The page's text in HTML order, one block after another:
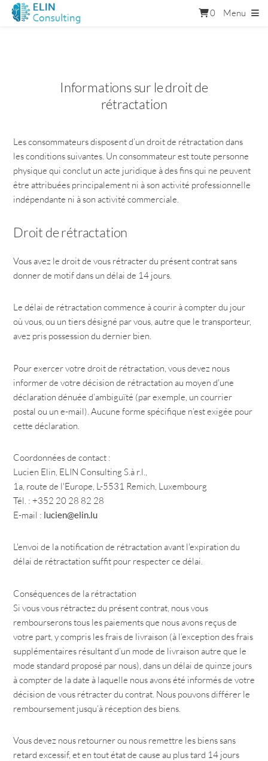
0 Menu
Informations sur le droit de
rétractation
Les consommateurs disposent d’un droit de rétractation dans
les conditions suivantes. Un consommateur est toute personne
physique qui conclut un acte juridique à des fins qui ne peuvent
être attribuées principalement ni à son activité professionnelle
indépendante ni à son activité commerciale.
Droit de rétractation
Vous avez le droit de vous rétracter du présent contrat sans
donner de motif dans un délai de 14 jours.
Le délai de rétractation commence à courir à compter du jour
où vous, ou un tiers désigné par vous, autre que le transporteur,
avez pris possession du dernier bien.
Pour exercer votre droit de rétractation, vous devez nous
informer de votre décision de rétractation au moyen d'une
déclaration dénuée d’ambiguïté (par exemple, un courrier
postal ou un e-mail). Aucune forme spécifique n’est exigée pour
cette déclaration.
Coordonnées de contact :
Lucien Elin, ELIN Consulting S.à r.l.,
1a, route de l'Europe, L-5531 Remich, Luxembourg
Tél. : +352 20 28 82 28
E-mail : lucien@elin.lu
L'envoi de la notification de rétractation avant l'expiration du
délai de rétractation suffit pour respecter ce délai.
Conséquences de la rétractation
Si vous vous rétractez du présent contrat, nous vous
rembourserons tous les paiements que nous avons reçus de
votre part, y compris les frais de livraison (à l’exception des frais
supplémentaires résultant d’un mode de livraison autre que le
mode standard proposé par nous), dans un délai de quinze jours
à compter de la date à laquelle nous avons été informés de votre
décision de vous rétracter du contrat. Nous pouvons différer le
remboursement jusqu’à réception des biens.
Vous devez nous retourner ou nous remettre les biens sans
retard excessif, et en tout état de cause au plus tard 14 jours